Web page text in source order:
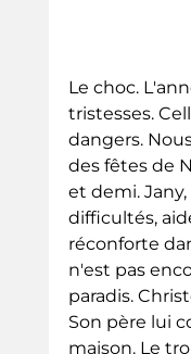
Le choc.
tristesses.
dangers.
des fêtes de
et demi.
difficultés,
réconforte
n'est pas
paradis.
Son père lui
maison. Le